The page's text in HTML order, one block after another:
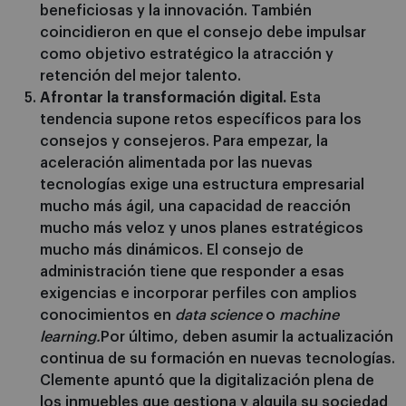
beneficiosas y la innovación. También
coincidieron en que el consejo debe impulsar
como objetivo estratégico la atracción y
retención del mejor talento.
Afrontar la transformación digital. Esta
tendencia supone retos específicos para los
consejos y consejeros. Para empezar, la
aceleración alimentada por las nuevas
tecnologías exige una estructura empresarial
mucho más ágil, una capacidad de reacción
mucho más veloz y unos planes estratégicos
mucho más dinámicos. El consejo de
administración tiene que responder a esas
exigencias e incorporar perfiles con amplios
conocimientos en data scienceo machine
learning. Por último, deben asumir la actualización
continua de su formación en nuevas tecnologías.
Clemente apuntó que la digitalización plena de
los inmuebles que gestiona y alquila su sociedad